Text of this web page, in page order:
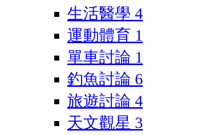
生活醫學 4
運動體育 1
單車討論 1
釣魚討論 6
旅遊討論 4
天文觀星 3